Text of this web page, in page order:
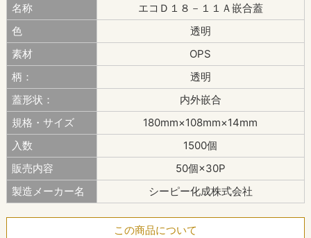
名称
エコＤ１８－１１Ａ嵌合蓋
色
透明
素材
OPS
柄：
透明
蓋形状：
内外嵌合
規格・サイズ
180mm×108mm×14mm
入数
1500個
販売内容
50個×30P
製造メーカー名
シーピー化成株式会社
この商品について